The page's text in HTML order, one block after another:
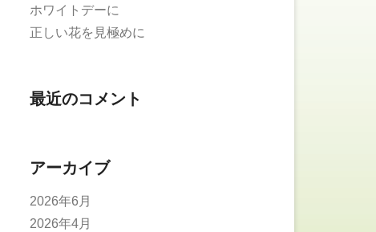
ホワイトデーに
正しい花を見極めに
最近のコメント
アーカイブ
2026年6月
2026年4月